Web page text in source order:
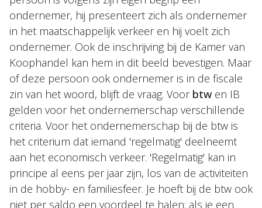
ondernemer, hij presenteert zich als ondernemer
in het maatschappelijk verkeer en hij voelt zich
ondernemer. Ook de inschrijving bij de Kamer van
Koophandel kan hem in dit beeld bevestigen. Maar
of deze persoon ook ondernemer is in de fiscale
zin van het woord, blijft de vraag. Voor btw en IB
gelden voor het ondernemerschap verschillende
criteria. Voor het ondernemerschap bij de btw is
het criterium dat iemand 'regelmatig' deelneemt
aan het economisch verkeer. 'Regelmatig' kan in
principe al eens per jaar zijn, los van de activiteiten
in de hobby- en familiesfeer. Je hoeft bij de btw ook
niet per saldo een voordeel te halen: als je een